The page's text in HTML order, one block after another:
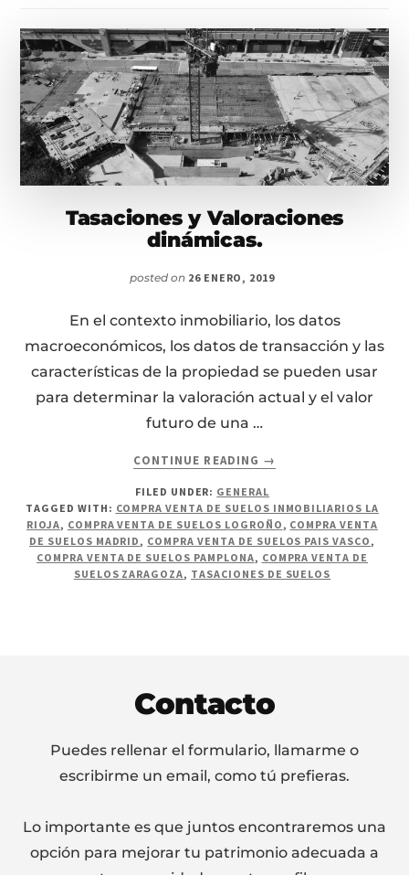
Tasaciones y Valoraciones
dinámicas.
posted on 26 ENERO, 2019
En el contexto inmobiliario, los datos
macroeconómicos, los datos de transacción y las
características de la propiedad se pueden usar
para determinar la valoración actual y el valor
futuro de una …
CONTINUE READING
ABOUT
Y
VALORACIONES
DINÁMICAS.
→
FILED UNDER: GENERAL
TAGGED WITH: COMPRA VENTA DE SUELOS INMOBILIARIOS LA
RIOJA, COMPRA VENTA DE SUELOS LOGROÑO , COMPRA VENTA
DE SUELOS MADRID , COMPRA VENTA DE SUELOS PAIS VASCO ,
COMPRA VENTA DE SUELOS PAMPLONA, COMPRA VENTA DE
SUELOS ZARAGOZA, TASACIONES DE SUELOS
Contacto
Puedes rellenar el formulario, llamarme o
escribirme un email, como tú prefieras.
Lo importante es que juntos encontraremos una
opción para mejorar tu patrimonio adecuada a